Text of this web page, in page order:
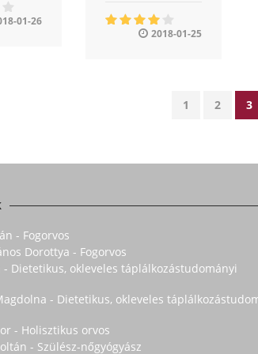
01-26
2018-01-25
1 2 3
- Fogorvos
Dorottya - Fogorvos
- Dietetikus, okleveles táplálkozástudományi
- Dietetikus, okleveles
- Holisztikus orvos
- Szülész-nőgyógyász